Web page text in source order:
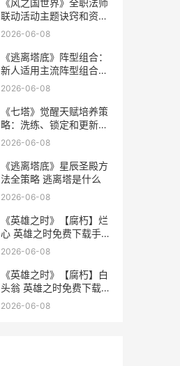
《风之国世界》全职法师
联动活动主题诀窍和资源
兑换策略 风之国世界手游
2026-06-08
《逃离塔底》阵型组合：
新人适用主流阵型组合策
略主推 逃离塔楼有终点吗
2026-06-08
《七塔》觉醒天赋培养策
略：洗练、锁定和更新说
明 七塔之上 小说
2026-06-08
《逃离塔底》星辰圣殿方
法全策略 逃离塔是什么
2026-06-08
《英雄之时》【腐朽】烂
心 英雄之时免费下载手机
版
2026-06-08
《英雄之时》【腐朽】白
头翁 英雄之时免费下载手
机版
2026-06-08